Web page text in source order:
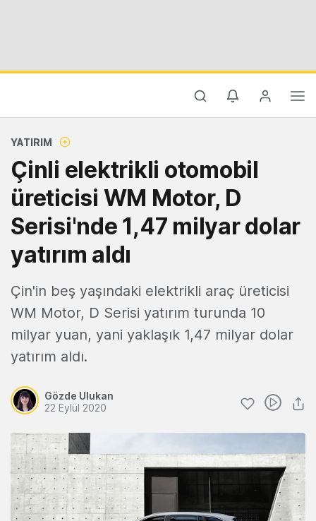
YATIRIM
Çinli elektrikli otomobil
üreticisi WM Motor, D
Serisi'nde 1,47 milyar dolar
yatırım aldı
Çin'in beş yaşındaki elektrikli araç üreticisi
WM Motor, D Serisi yatırım turunda 10
milyar yuan, yani yaklaşık 1,47 milyar dolar
yatırım aldı.
Gözde Ulukan
22 Eylül 2020